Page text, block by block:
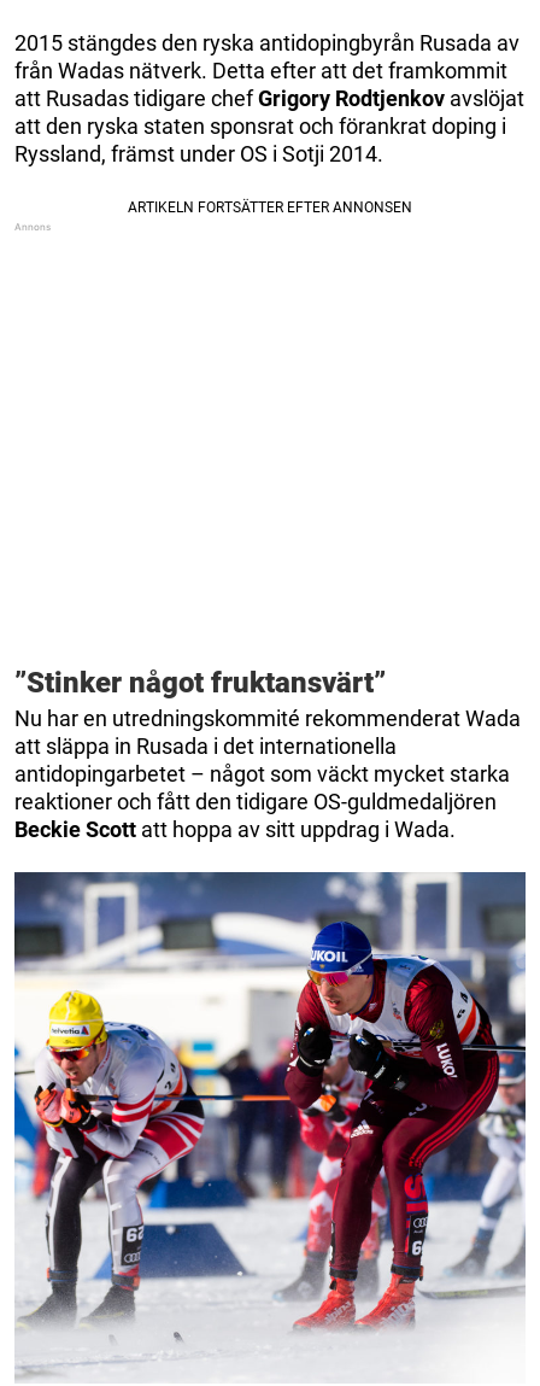
2015 stängdes den ryska antidopingbyrån Rusada av
från Wadas nätverk. Detta efter att det framkommit
att Rusadas tidigare chefGrigory Rodtjenkov avslöjat
att den ryska staten sponsrat och förankrat doping i
Ryssland, främst under OS i Sotji 2014.
”Stinker något fruktansvärt”
Nu har en utredningskommité rekommenderat Wada
att släppa in Rusada i det internationella
antidopingarbetet – något som väckt mycket starka
reaktioner och fått den tidigare OS-guldmedaljören
Beckie Scott att hoppa av sitt uppdrag i Wada.